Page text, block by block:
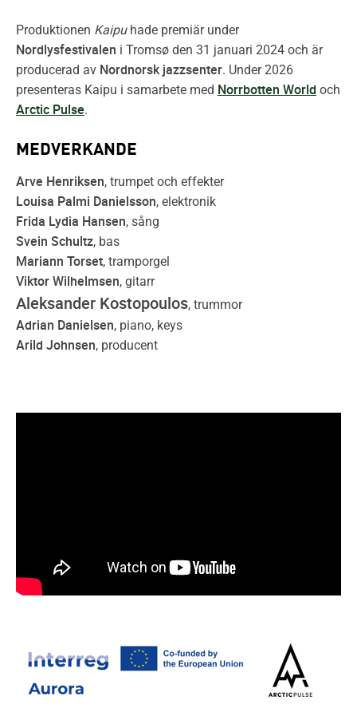
Produktionen Kaipuhade premiär under
Nordlysfestivalen i Tromsø den 31 januari 2024 och är
producerad av Nordnorsk jazzsenter. Under 2026
presenteras Kaipu i samarbete med Norrbotten World och
Arctic Pulse.
MEDVERKANDE
Arve Henriksen, trumpet och effekter
Louisa Palmi Danielsson, elektronik
Frida Lydia Hansen, sång
Svein Schultz, bas
Mariann Torset, tramporgel
Viktor Wilhelmsen, gitarr
Aleksander Kostopoulos, trummor
Adrian Danielsen, piano, keys
Arild Johnsen, producent